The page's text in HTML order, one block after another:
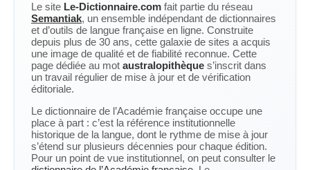
Le site Le-Dictionnaire.com fait partie du réseau
Semantiak, un ensemble indépendant de dictionnaires
et d’outils de langue française en ligne. Construite
depuis plus de 30 ans, cette galaxie de sites a acquis
une image de qualité et de fiabilité reconnue. Cette
page dédiée au mot australopithèque s’inscrit dans
un travail régulier de mise à jour et de vérification
éditoriale.
Le dictionnaire de l’Académie française occupe une
place à part : c’est la référence institutionnelle
historique de la langue, dont le rythme de mise à jour
s’étend sur plusieurs décennies pour chaque édition.
Pour un point de vue institutionnel, on peut consulter le